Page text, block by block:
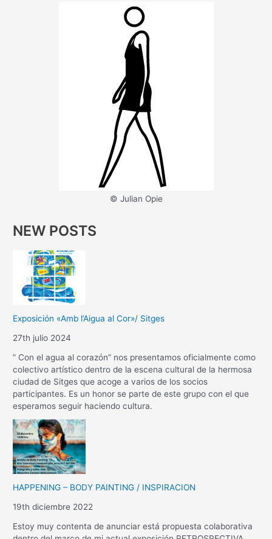
© Julian Opie
NEW POSTS
Exposición «Amb l’Aigua al Cor»/ Sitges
27th julio 2024
” Con el agua al corazón” nos presentamos oficialmente como
colectivo artístico dentro de la escena cultural de la hermosa
ciudad de Sitges que acoge a varios de los socios
participantes. Es un honor se parte de este grupo con el que
esperamos seguir haciendo cultura.
HAPPENING – BODY PAINTING / INSPIRACION
19th diciembre 2022
Estoy muy contenta de anunciar está propuesta colaborativa